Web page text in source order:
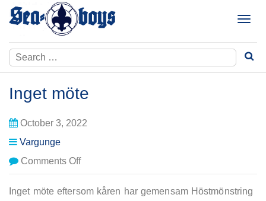
Skip
T
g
l
t
i
Search
for:
Inget möte
October 3, 2022
Vargunge
Comments Offon
Inget
möte
Inget möte eftersom kåren har gemensam Höstmönstring